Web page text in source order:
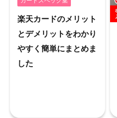
楽天カードのメリット
とデメリットをわかり
やすく簡単にまとめま
した